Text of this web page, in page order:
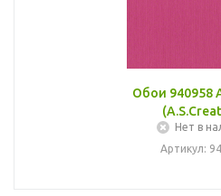
Обои 940958
Нет в
Артикул: